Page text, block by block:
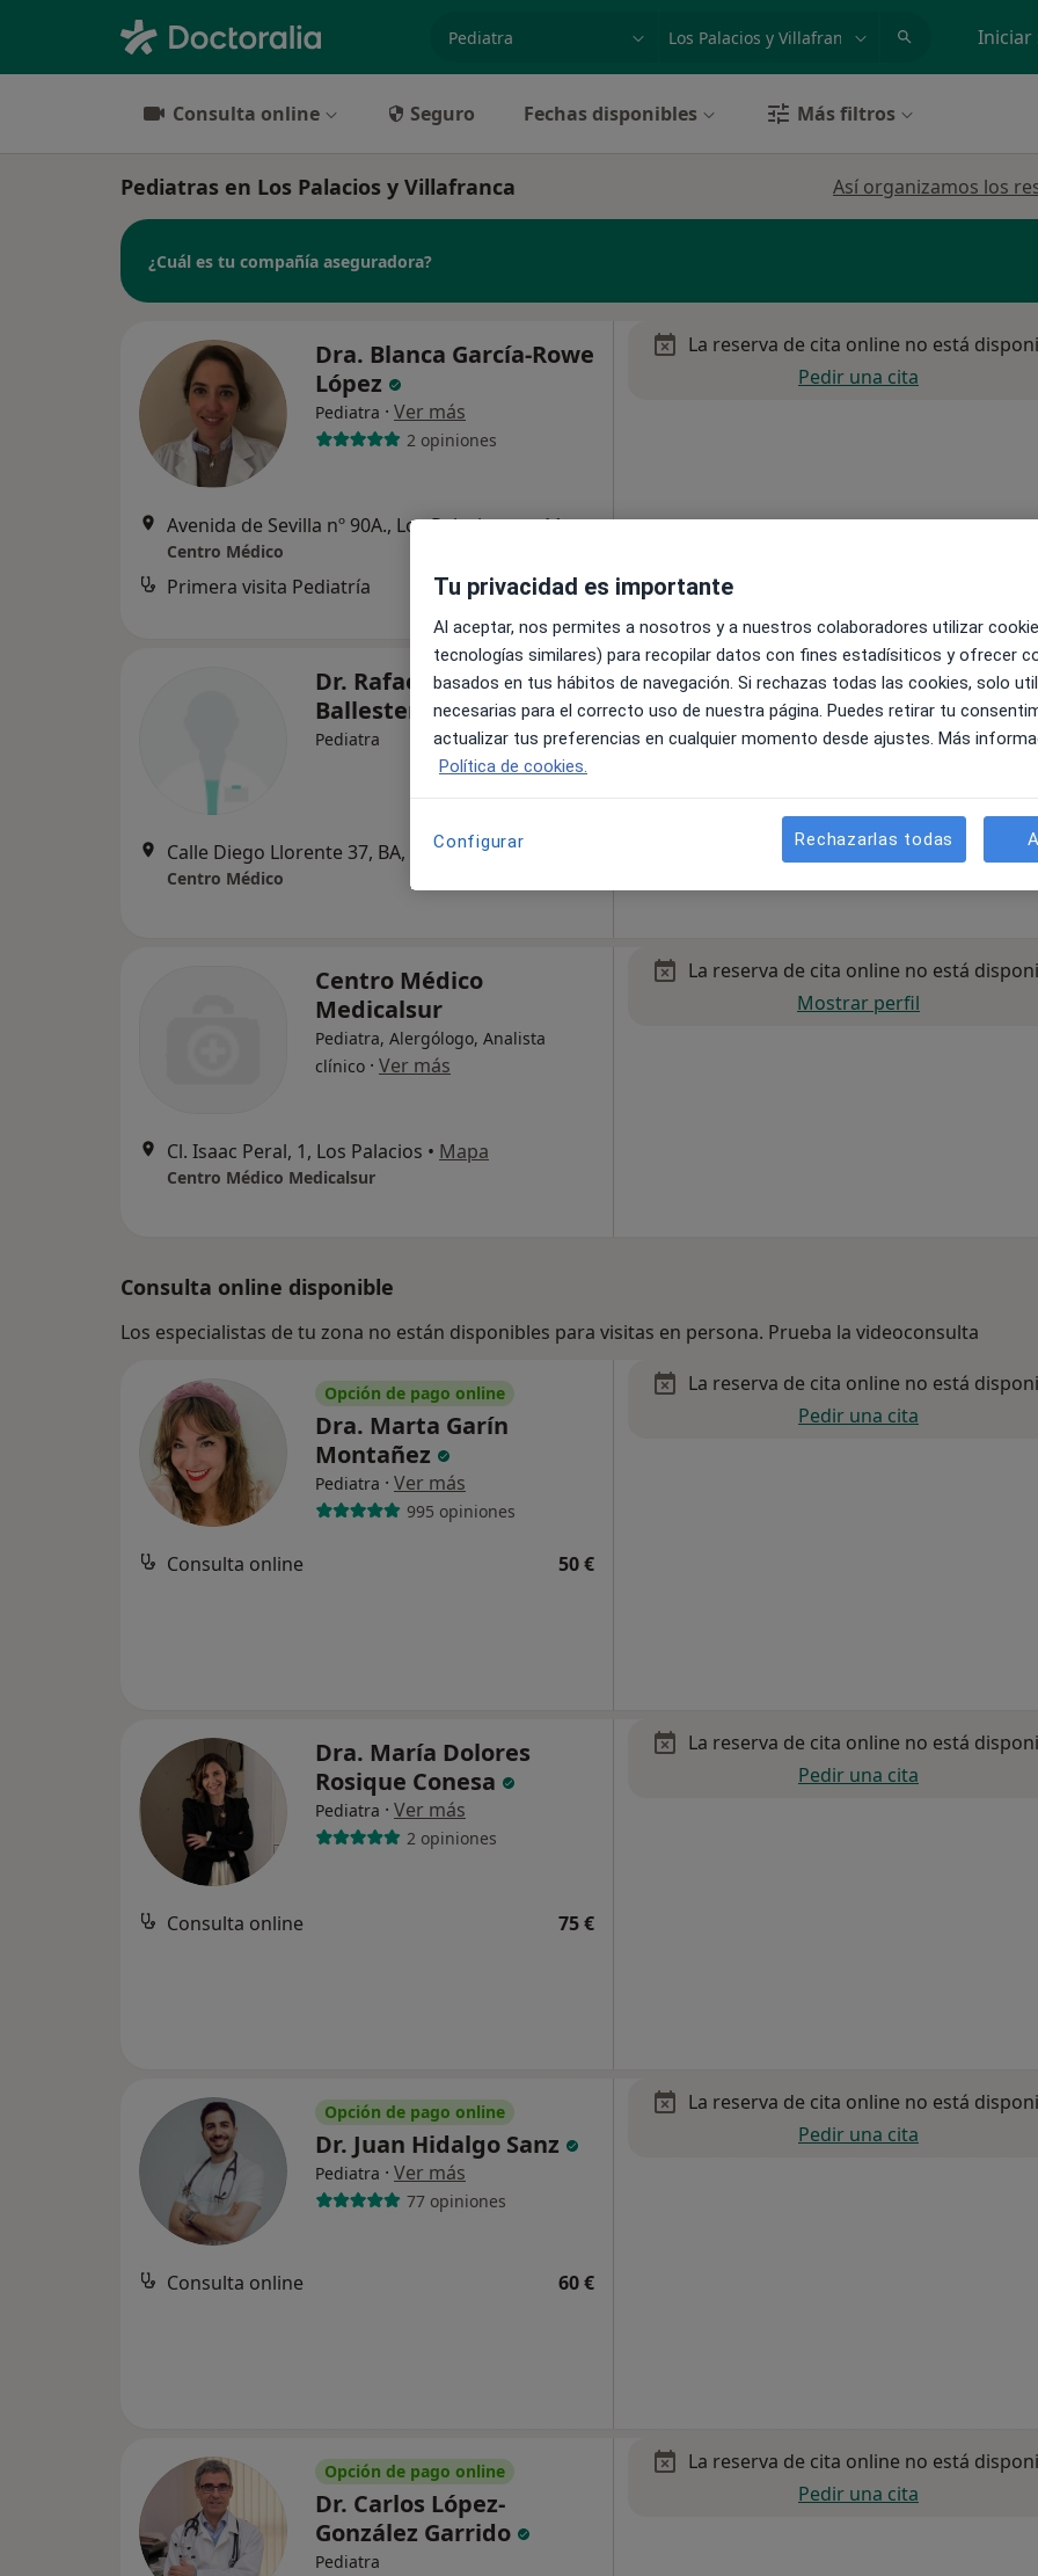
Iniciar
Consulta online Seguro Fechas disponibles Más filtros
Pediatras en Los Palacios y Villafranca Así organizamos los
¿Cuál es tu compañía aseguradora?
Dra. Blanca García-Rowe
López
Pediatra · Ver más
2 opiniones
Avenida de Sevilla nº 90A., Los Palacios y Villafranca •Mapa
Centro Médico
Primera visita Pediatría 60 €
La reserva de cita online no está
Pedir una cita
Dr. Rafael Pasadas
Ballesteros
Pediatra
Calle Diego Llorente 37, BA, Los Palacios y Villafranca
Centro Médico
La reserva de cita online no está
Pedir una cita
Centro Médico
Medicalsur
Pediatra, Alergólogo, Analista
clínico · Ver más
Cl. Isaac Peral, 1, Los Palacios • Mapa
Centro Médico Medicalsur
La reserva de cita online no está
Mostrar perfil
Consulta online disponible
Los especialistas de tu zona no están disponibles para visitas en persona. Prueba la videoconsulta
Opción de pago online
Dra. Marta Garín
Montañez
Pediatra · Ver más
995 opiniones
Consulta online 50 €
La reserva de cita online no está
Pedir una cita
Dra. María Dolores
Rosique Conesa
Pediatra · Ver más
2 opiniones
Consulta online 75 €
La reserva de cita online no está
Pedir una cita
Opción de pago online
Dr. Juan Hidalgo Sanz
Pediatra · Ver más
77 opiniones
Consulta online 60 €
La reserva de cita online no está
Pedir una cita
Opción de pago online
Dr. Carlos López-
González Garrido
Pediatra
La reserva de cita online no está
Pedir una cita
Tu privacidad es importante
Al aceptar, nos permites a nosotros y a nuestros colaboradores utilizar
tecnologías similares) para recopilar datos con fines estadísiticos y ofrecer
basados en tus hábitos de navegación. Si rechazas todas las cookies, solo
necesarias para el correcto uso de nuestra página. Puedes retirar tu
actualizar tus preferencias en cualquier momento desde ajustes. Más
Política de cookies.
Configurar Rechazarlas todas